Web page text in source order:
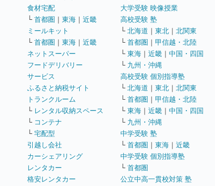
食材宅配
└ 首都圏 ｜ 東海 ｜ 近畿
ミールキット
└ 首都圏 ｜ 東海 ｜ 近畿
ネットスーパー
フードデリバリー
サービス
ふるさと納税サイト
トランクルーム
└ レンタル収納スペース
└ コンテナ
└ 宅配型
引越し会社
カーシェアリング
レンタカー
格安レンタカー
大学受験 映像授業
高校受験 塾
└ 北海道 ｜ 東北 ｜ 北関東
└ 首都圏 ｜ 甲信越・北陸
└ 東海 ｜ 近畿 ｜ 中国・四国
└ 九州・沖縄
高校受験 個別指導塾
└ 北海道 ｜ 東北 ｜ 北関東
└ 首都圏 ｜ 甲信越・北陸
└ 東海 ｜ 近畿 ｜ 中国・四国
└ 九州・沖縄
中学受験 塾
└ 首都圏 ｜ 東海 ｜ 近畿
中学受験 個別指導塾
└ 首都圏
公立中高一貫校対策 塾